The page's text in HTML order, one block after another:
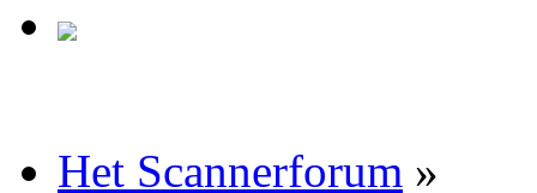
Het Scannerforum »